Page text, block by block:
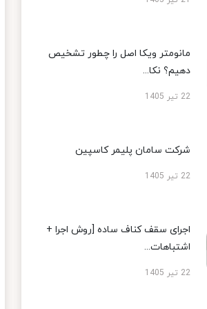
مانومتر ویکا اصل را چطور تشخیص
دهیم؟ نکا...
22 تیر 1405
شرکت سامان پلیمر کاسپین
22 تیر 1405
اجرای سقف کناف ساده [روش اجرا +
اشتباهات...
22 تیر 1405